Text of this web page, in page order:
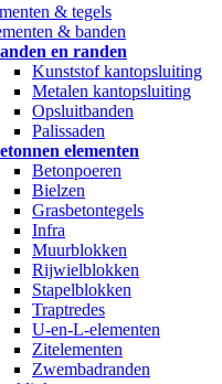
& tegels
& banden
en randen
Kunststof kantopsluiting
Metalen kantopsluiting
Opsluitbanden
Palissaden
elementen
Betonpoeren
Bielzen
Grasbetontegels
Infra
Muurblokken
Rijwielblokken
Stapelblokken
Traptredes
U-en-L-elementen
Zitelementen
Zwembadranden